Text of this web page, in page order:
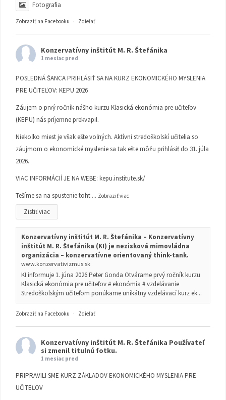
Fotografia
Zobraziť na Facebooku · Zdieľať
Konzervatívny inštitút M. R. Štefánika
1 mesiac pred
POSLEDNÁ ŠANCA PRIHLÁSIŤ SA NA KURZ EKONOMICKÉHO MYSLENIA
PRE UČITEĽOV: KEPU 2026
Záujem o prvý ročník nášho kurzu Klasická ekonómia pre učiteľov
(KEPU) nás príjemne prekvapil.
Niekoľko miest je však ešte voľných. Aktívni stredoškolskí učitelia so
záujmom o ekonomické myslenie sa tak ešte môžu prihlásiť do 31. júla
2026.
VIAC INFORMÁCIÍ JE NA WEBE: kepu.institute.sk/
Tešíme sa na spustenie toht ... Zobraziť viac
Zistiť viac
Konzervatívny inštitút M. R. Štefánika – Konzervatívny
inštitút M. R. Štefánika (KI) je nezisková mimovládna
organizácia – konzervatívne orientovaný think-tank.
www.konzervativizmus.sk
KI informuje 1. júna 2026 Peter Gonda Otvárame prvý ročník kurzu
Klasická ekonómia pre učiteľov # ekonómia # vzdelávanie
Stredoškolským učiteľom ponúkame unikátny vzdelávací kurz ek...
Zobraziť na Facebooku · Zdieľať
Konzervatívny inštitút M. R. Štefánika Používateľ
si zmenil titulnú fotku.
1 mesiac pred
PRIPRAVILI SME KURZ ZÁKLADOV EKONOMICKÉHO MYSLENIA PRE
UČITEĽOV